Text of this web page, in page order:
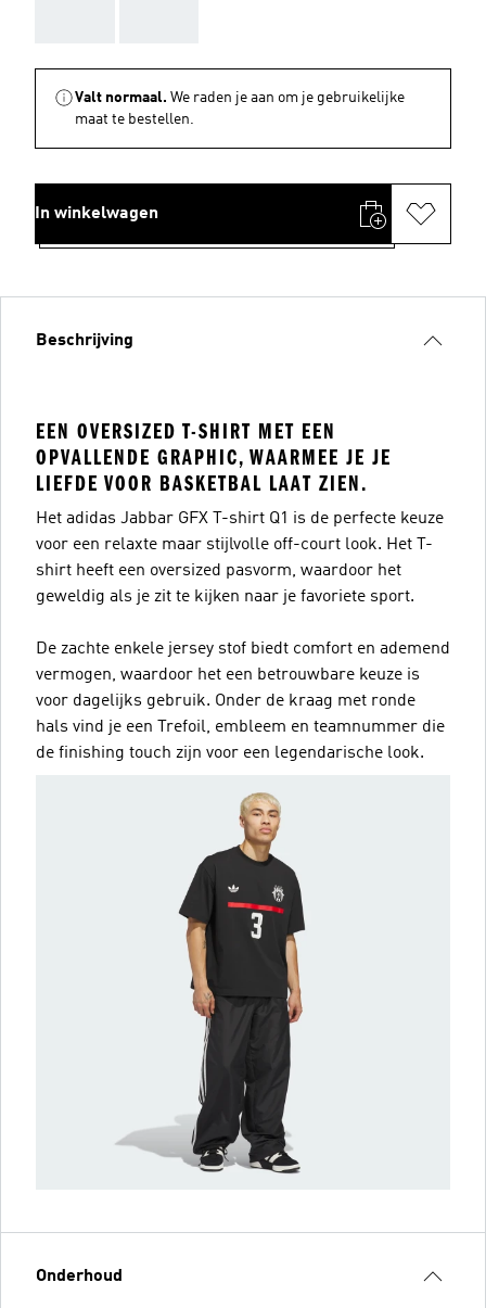
Valt normaal. We raden je aan om je gebruikelijke
maat te bestellen.
In winkelwagen
Beschrijving
EEN OVERSIZED T-SHIRT MET EEN
OPVALLENDE GRAPHIC, WAARMEE JE JE
LIEFDE VOOR BASKETBAL LAAT ZIEN.
Het adidas Jabbar GFX T-shirt Q1 is de perfecte keuze
voor een relaxte maar stijlvolle off-court look. Het T-
shirt heeft een oversized pasvorm, waardoor het
geweldig als je zit te kijken naar je favoriete sport.
De zachte enkele jersey stof biedt comfort en ademend
vermogen, waardoor het een betrouwbare keuze is
voor dagelijks gebruik. Onder de kraag met ronde
hals vind je een Trefoil, embleem en teamnummer die
de finishing touch zijn voor een legendarische look.
Onderhoud